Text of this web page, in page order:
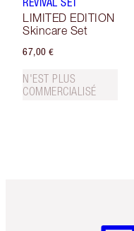
LIMITED EDITION
Skincare Set
67,00 €
N'EST PLUS
COMMERCIALISÉ